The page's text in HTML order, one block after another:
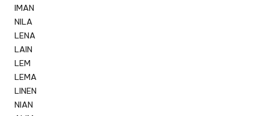
IMAN
NILA
LENA
LAIN
LEM
LEMA
LINEN
NIAN